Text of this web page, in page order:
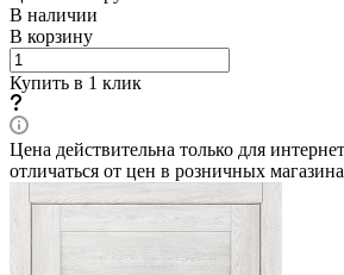
В наличии
В корзину
Купить в 1 клик
Цена действительна только для
отличаться от цен в розничных